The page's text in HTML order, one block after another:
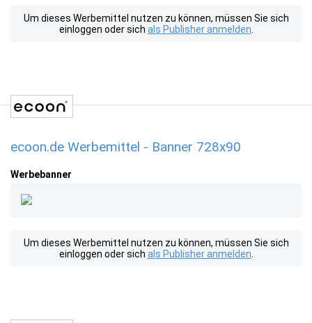
Um dieses Werbemittel nutzen zu können, müssen Sie sich
einloggen oder sich als Publisher anmelden
ecoon.de Werbemittel - Banner 728x90
Werbebanner
Um dieses Werbemittel nutzen zu können, müssen Sie sich
einloggen oder sich als Publisher anmelden